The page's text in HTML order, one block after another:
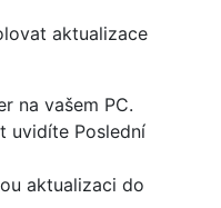
aktualizace
na vašem PC.
uvidíte Poslední
aktualizaci do